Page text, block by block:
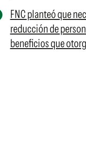
FNC planteó que
reducción de
beneficios que